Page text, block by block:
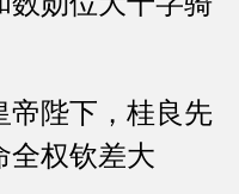
陛下，桂良先
全权钦差大